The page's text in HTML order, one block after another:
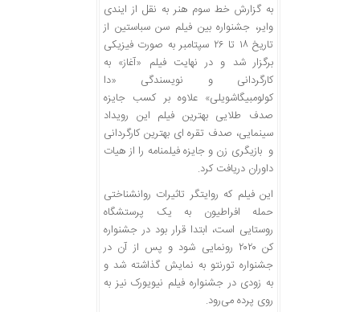
به گزارش خط سوم هنر به نقل از ایندی
وایر، جشنواره بین فیلم سن سباستین از
تاریخ ۱۸ تا ۲۶ سپتامبر به صورت فیزیکی
برگزار شد و در نهایت فیلم «آغاز» به
کارگردانی و نویسندگی «دا
کولومبیگاشویلی» علاوه بر کسب جایزه
صدف طلایی بهترین فیلم این رویداد
سینمایی، صدف تقره ای بهترین کارگردانی
و بازیگری زن و جایزه فیلمنامه را از هیات
داوران دریافت کرد.
این فیلم که روایتگر تاثیرات روانشناختی
حمله افراطیون به یک پرستشگاه
روستایی است، ابتدا قرار بود در جشنواره
کن ۲۰۲۰ رونمایی شود و پس از آن در
جشنواره تورنتو به نمایش گذاشته شد و
به زودی در جشنواره فیلم نیویورک نیز به
روی پرده می‌رود.